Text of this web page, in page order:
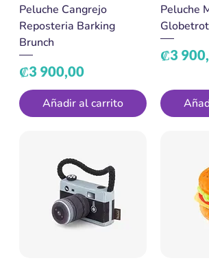
Peluche Cangrejo
Reposteria Barking
Brunch
Precio
₡3 900,00
Añadir al carrito
Peluche
Precio
₡3